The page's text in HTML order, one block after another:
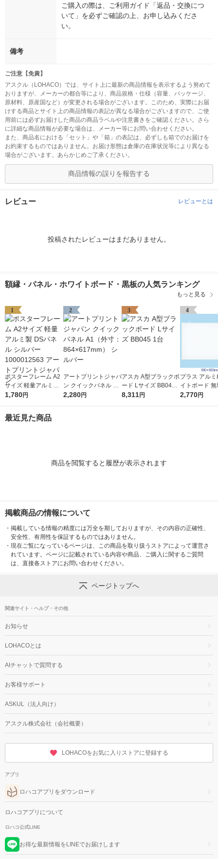
ご購入の際は、ご利用ガイド「返品・交換につ
いて」を必ずご確認の上、お申し込みくださ
い。
備考
ご注意【免責】
アスクル（LOHACO）では、サイト上に最新の商品情報を表示するよう努めて
おりますが、メーカーの都合等により、商品規格・仕様（容量、パッケージ、
原材料、原産国など）が変更される場合がございます。このため、実際にお届
けする商品とサイト上の商品情報の表記が異なる場合がございますので、ご使
用前には必ずお届けした商品の商品ラベルや注意書きをご確認ください。さら
に詳細な商品情報が必要な場合は、メーカー等にお問い合わせください。
また、商品名における「セット」や「箱」の表記は、必ずしも箱でのお届けを
お約束するものではありません。お届け形態は倉庫の在庫状況等により異なる
場合がございます。あらかじめご了承ください。
商品情報の誤りを報告する
レビュー レビューとは
投稿されたレビューはまだありません。
額縁・パネル・ホワイトボード・黒板の人気ランキング
もっと見る
1
ポスターフレーム A2
サイズ 軽量アルミ製
DSパネル シルバー 1
1,780円
2
アートプリントジャパ
ン クイックパネル A1
（外寸：864×617m
2,280円
3
アスカ A型ブラックボ
ード Lサイズ BB045 1
台
8,311円
4
プラス アル
イトボード
600mm 壁掛
2,770円
最近見た商品
商品を閲覧すると履歴が表示されます
掲載商品の情報について
・ 掲載している情報の精度には万全を期しておりますが、その内容の正確性、
安全性、有用性を保証するものではありません。
・ 現在ご覧になっているページは、この商品を取り扱うストアによって運営さ
れています。ページに記載されている内容や商品、ご購入に関するご質問
は、直接各ストアにお問い合わせください。
ページトップへ
関連サイト・ヘルプ・その他
お知らせ
LOHACOとは
AIチャットで質問する
お客様サポート
ASKUL（法人向け）
アスクル株式会社（会社概要）
LOHACOをお気に入りストアに登録する
アプリ
ロハコアプリをダウンロード
ロハコアプリについて
ロハコ公式LINE
お得な最新情報をLINEでお届けします